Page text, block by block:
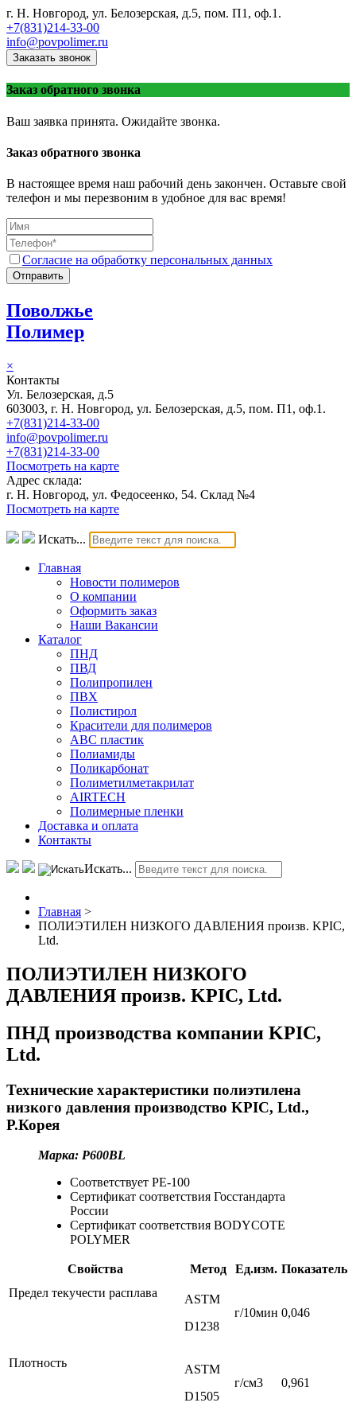
г. Н. Новгород, ул. Белозерская, д.5, пом. П1, оф.1.
+7(831)214-33-00
info@povpolimer.ru
Заказать звонок
Заказ обратного звонка
Ваш заявка принята. Ожидайте звонка.
Заказ обратного звонка
В настоящее время наш рабочий день закончен. Оставьте свой
телефон и мы перезвоним в удобное для вас время!
Согласие на обработку персональных данных
Отправить
Поволжье
Полимер
×
Контакты
Ул. Белозерская, д.5
603003, г. Н. Новгород, ул. Белозерская, д.5, пом. П1, оф.1.
+7(831)214-33-00
info@povpolimer.ru
+7(831)214-33-00
Посмотреть на карте
Адрес склада:
г. Н. Новгород, ул. Федосеенко, 54. Склад №4
Посмотреть на карте
Искать...
Главная
Новости полимеров
О компании
Оформить заказ
Наши Вакансии
Каталог
ПНД
ПВД
Полипропилен
ПВХ
Полистирол
Красители для полимеров
АВС пластик
Полиамиды
Поликарбонат
Полиметилметакрилат
AIRTECH
Полимерные пленки
Доставка и оплата
Контакты
Искать...
Главная >
ПОЛИЭТИЛЕН НИЗКОГО ДАВЛЕНИЯ произв. KPIC,
Ltd.
ПОЛИЭТИЛЕН НИЗКОГО
ДАВЛЕНИЯ произв. KPIC, Ltd.
ПНД производства компании KPIC,
Ltd.
Технические характеристики полиэтилена
низкого давления производство KPIC, Ltd.,
Р.Корея
Марка: P600BL
Соответствует РЕ-100
Сертификат соответствия Госстандарта
России
Сертификат соответствия BODYCOTE
POLYMER
Свойства Метод Ед.изм. Показатель
Предел текучести расплава
ASTM
D1238
г/10мин 0,046
Плотность
ASTM
D1505
г/см3 0,961